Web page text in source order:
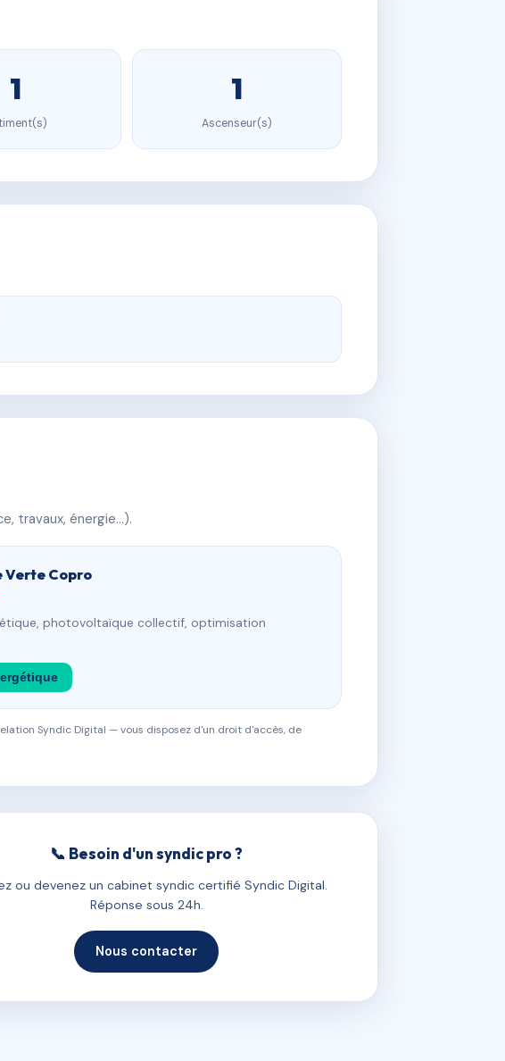
1 1
Ascenseur(s)
travaux, énergie…).
Verte Copro
photovoltaïque collectif, optimisation
Syndic Digital — vous disposez d'un droit d'accès, de
📞 Besoin d'un syndic pro ?
ou devenez un cabinet syndic certifié Syndic Digital.
Réponse sous 24h.
Nous contacter